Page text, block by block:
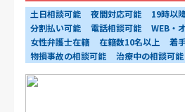
土日相談可能 夜間対応可能 19時以
分割払い可能
電話相談可能
WEB・
女性弁護士在籍
在籍数10名以上
着
物損事故の相談可能
治療中の相談可能